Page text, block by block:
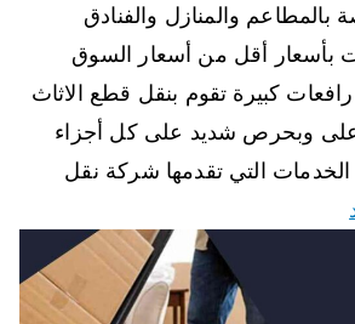
بالمطاعم والمنازل والفنادق
بأسعار أقل من أسعار السوق
رافعات كبيرة تقوم بنقل قطع الاثاث
وبحرص شديد على كل أجزاء
التي تقدمها شركة نقل